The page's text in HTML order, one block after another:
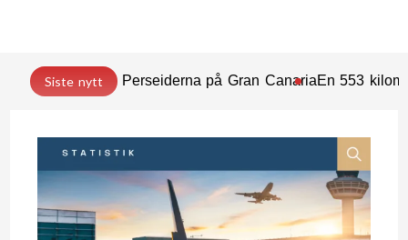
Siste nytt Perseiderna på Gran CanariaEn 553